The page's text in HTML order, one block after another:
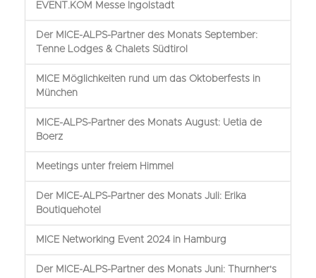
EVENT.KOM Messe Ingolstadt
Der MICE-ALPS-Partner des Monats September:
Tenne Lodges & Chalets Südtirol
MICE Möglichkeiten rund um das Oktoberfests in
München
MICE-ALPS-Partner des Monats August: Uetia de
Boerz
Meetings unter freiem Himmel
Der MICE-ALPS-Partner des Monats Juli: Erika
Boutiquehotel
MICE Networking Event 2024 in Hamburg
Der MICE-ALPS-Partner des Monats Juni: Thurnher's